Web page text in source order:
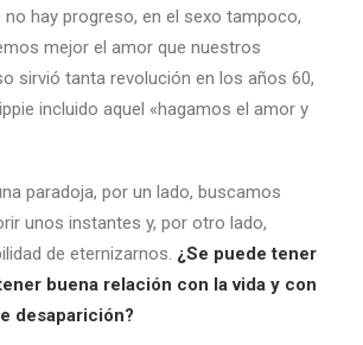
no hay progreso, en el sexo tampoco,
mejor el amor que nuestros
sirvió tanta revolución en los años 60,
incluido aquel «hagamos el amor y
paradoja, por un lado, buscamos
unos instantes y, por otro lado,
de eternizarnos. ¿Se puede tener
buena relación con la vida y con
desaparición?